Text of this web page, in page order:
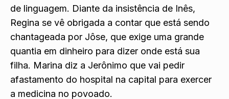
de linguagem. Diante da insistência de Inês,
Regina se vê obrigada a contar que está sendo
chantageada por Jôse, que exige uma grande
quantia em dinheiro para dizer onde está sua
filha. Marina diz a Jerônimo que vai pedir
afastamento do hospital na capital para exercer
a medicina no povoado.